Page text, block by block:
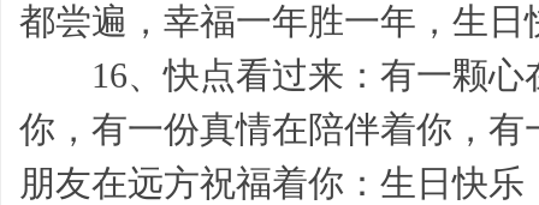
都尝遍，幸福一年胜一年，生日
16、快点看过来：有一颗心
你，有一份真情在陪伴着你，
朋友在远方祝福着你：生日快乐